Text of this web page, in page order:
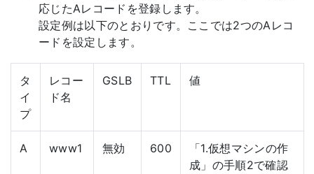
応じたAレコードを登録します。
設定例は以下のとおりです。ここでは2つのAレコ
ードを設定します。
タ
イ
プ
レコー
ド名
GSLB TTL 値
A www1 無効 600
「1.仮想マシンの作
成」の手順2で確認